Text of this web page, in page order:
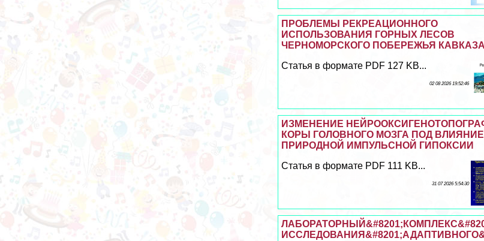
ПРОБЛЕМЫ РЕКРЕАЦИОННОГО
ИСПОЛЬЗОВАНИЯ ГОРНЫХ ЛЕСОВ
ЧЕРНОМОРСКОГО ПОБЕРЕЖЬЯ КАВКАЗА
Статья в формате PDF 127 KB...
02 08 2026 19:52:46
ИЗМЕНЕНИЕ
КОРЫ ГОЛОВНОГО МОЗГА ПОД
ПРИРОДНОЙ ИМПУЛЬСНОЙ ГИПОКСИИ
Статья в формате PDF 111 KB...
31 07 2026 5:54:30